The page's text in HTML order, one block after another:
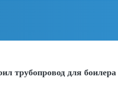
трубопровод для